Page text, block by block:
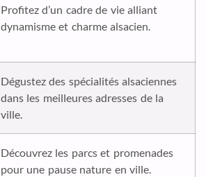
Profitez d’un cadre de vie alliant
dynamisme et charme alsacien.
Dégustez des spécialités alsaciennes
dans les meilleures adresses de la
ville.
Découvrez les parcs et promenades
pour une pause nature en ville.